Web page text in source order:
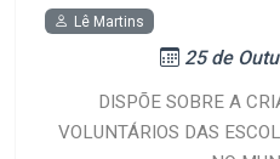
Lê Martins
25 de
DISPÕE SOBRE A
VOLUNTÁRIOS DAS